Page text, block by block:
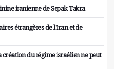
iranienne de Sepak Takra
étrangères de l'Iran et de
création du régime israélien ne peut